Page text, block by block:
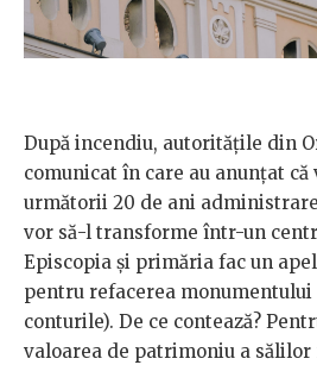
După incendiu, autoritățile din
comunicat în care au anunțat
următorii 20 de ani
vor să-l transforme într-un
Episcopia și primăria fac un
pentru refacerea monumentului
conturile). De ce contează?
valoarea de patrimoniu a sălilor